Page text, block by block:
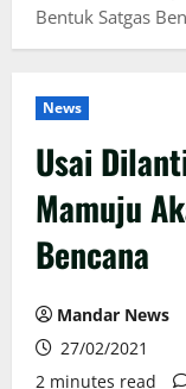
Bentuk Satgas
News
Usai
Mamuju
Bencana
Mandar News
27/02/2021
2 minutes read